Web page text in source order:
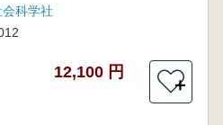
会科学社
12,100 円
＋